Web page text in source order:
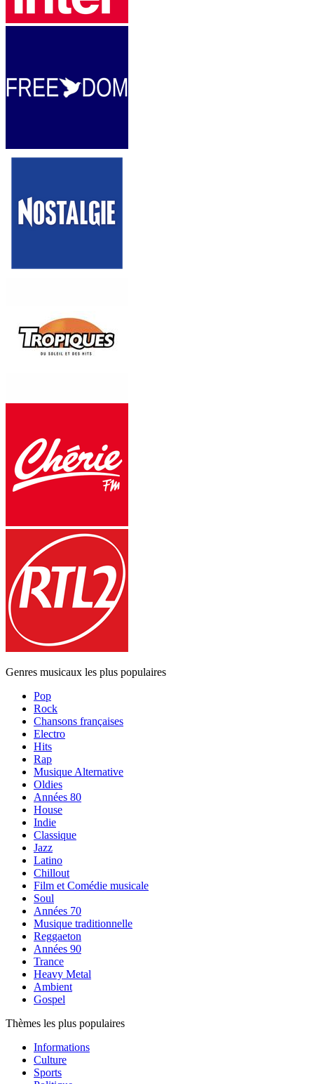
Genres musicaux les plus populaires
Pop
Rock
Chansons françaises
Electro
Hits
Rap
Musique Alternative
Oldies
Années 80
House
Indie
Classique
Jazz
Latino
Chillout
Film et Comédie musicale
Soul
Années 70
Musique traditionnelle
Reggaeton
Années 90
Trance
Heavy Metal
Ambient
Gospel
Thèmes les plus populaires
Informations
Culture
Sports